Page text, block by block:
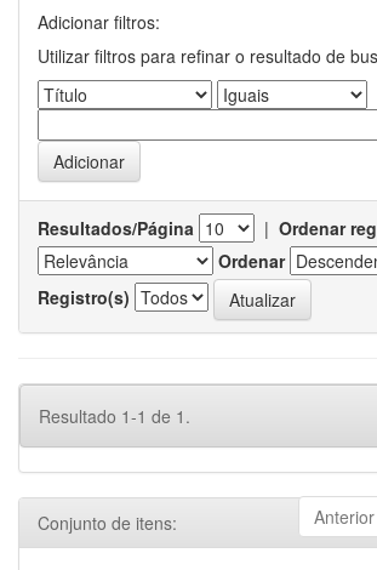
Adicionar filtros:
Utilizar filtros para refinar o resultado de
Resultados/Página | Ordenar
Ordenar
Registro(s)
Resultado 1-1 de 1.
Anterior
Conjunto de itens: